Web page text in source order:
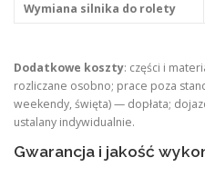
Wymiana silnika do rolety
Dodatkowe koszty: części i
rozliczane osobno; prace poza
weekendy, święta) — dopłata;
ustalany indywidualnie.
Gwarancja i jakość